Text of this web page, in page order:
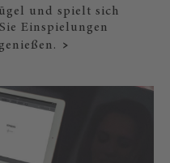
und spielt sich
Einspielungen